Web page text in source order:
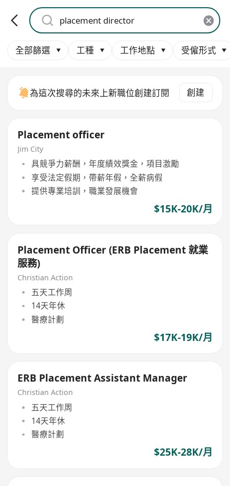
全部篩選 工種 工作地點 受僱形式
為這次搜尋的未來上新職位創建訂閱 創建
Placement officer
Jim City
具競爭力薪酬，年度績效獎金，項目激勵
享受法定假期，帶薪年假，全薪病假
提供專業培訓，職業發展機會
$15K-20K/月
Placement Officer (ERB Placement 就業
服務)
Christian Action
五天工作周
14天年休
醫療計劃
$17K-19K/月
ERB Placement Assistant Manager
Christian Action
五天工作周
14天年休
醫療計劃
$25K-28K/月